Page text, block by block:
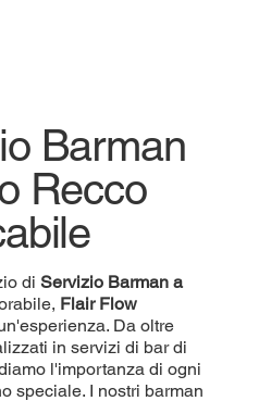
Barman
Recco
di Servizio Barman a
Flair Flow
Da oltre
in servizi di bar di
l'importanza di ogni
speciale. I nostri barman